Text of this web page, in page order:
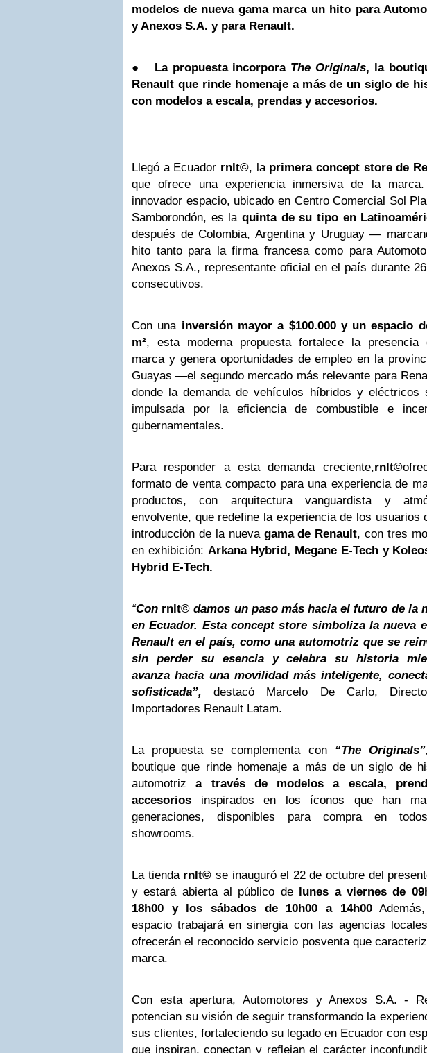
modelos de nueva gama marca un hito para
y Anexos S.A. y para Renault.
● La propuesta incorpora The Originals, la
Renault que rinde homenaje a más de un siglo de
con modelos a escala, prendas y accesorios.
Llegó a Ecuador rnlt©, la primera concept store de
que ofrece una experiencia inmersiva de la
innovador espacio, ubicado en Centro Comercial Sol
Samborondón, es la quinta de su tipo en
después de Colombia, Argentina y Uruguay —
hito tanto para la firma francesa como para
Anexos S.A., representante oficial en el país durante
consecutivos.
Con una inversión mayor a $100.000 y un espacio
m², esta moderna propuesta fortalece la presencia
marca y genera oportunidades de empleo en la
Guayas —el segundo mercado más relevante para
donde la demanda de vehículos híbridos y eléctricos
impulsada por la eficiencia de combustible e
gubernamentales.
Para responder a esta demanda creciente,rnlt©
formato de venta compacto para una experiencia de
productos, con arquitectura vanguardista y
envolvente, que redefine la experiencia de los usuarios
introducción de la nueva gama de Renault, con tres
en exhibición: Arkana Hybrid, Megane E-Tech y
Hybrid E-Tech.
“Con rnlt© damos un paso más hacia el futuro de la
en Ecuador. Esta concept store simboliza la nueva
Renault en el país, como una automotriz que se
sin perder su esencia y celebra su historia
avanza hacia una movilidad más inteligente,
sofisticada”,destacó Marcelo De Carlo,
Importadores Renault Latam.
La propuesta se complementa con “The Originals”
boutique que rinde homenaje a más de un siglo de
automotriza través de modelos a escala,
accesorios inspirados en los íconos que han
generaciones, disponibles para compra en
showrooms.
La tienda rnlt© se inauguró el 22 de octubre del
y estará abierta al público de lunes a viernes de
18h00 y los sábados de 10h00 a 14h00
espacio trabajará en sinergia con las agencias
ofrecerán el reconocido servicio posventa que
marca.
Con esta apertura, Automotores y Anexos S.A. -
potencian su visión de seguir transformando la
sus clientes, fortaleciendo su legado en Ecuador con
que inspiran, conectan y reflejan el carácter